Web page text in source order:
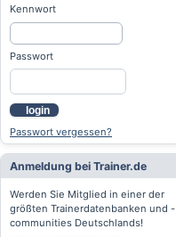
Kennwort
Passwort
login
Passwort vergessen?
Anmeldung bei Trainer.de
Werden Sie Mitglied in einer der
größten Trainerdatenbanken und -
communities Deutschlands!